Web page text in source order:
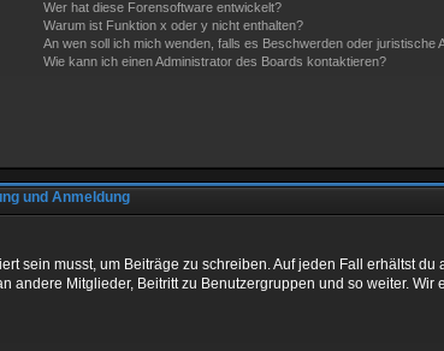
Wer hat diese Forensoftware entwickelt?
Warum ist Funktion x oder y nicht enthalten?
An wen soll ich mich wenden, falls es Beschwerden oder juristische
Wie kann ich einen Administrator des Boards kontaktieren?
und Anmeldung
musst, um Beiträge zu schreiben. Auf jeden Fall erhältst
Mitglieder, Beitritt zu Benutzergruppen und so weiter.